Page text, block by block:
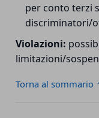
per conto terzi
discriminatori/
Violazioni:
limitazioni/
Torna al sommario